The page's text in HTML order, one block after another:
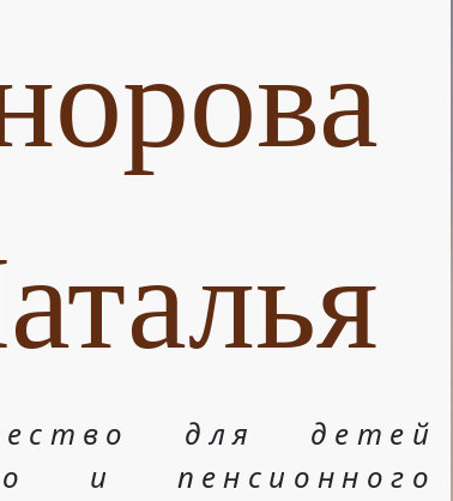
для детей
и пенсионного